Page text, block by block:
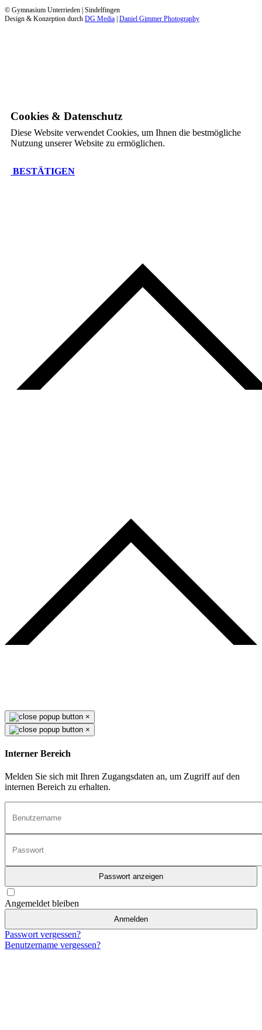
© Gymnasium Unterrieden | Sindelfingen
Design & Konzeption durch DG Media | Daniel Gimmer Photography
Cookies & Datenschutz
Diese Website verwendet Cookies, um Ihnen die bestmögliche
Nutzung unserer Website zu ermöglichen.
BESTÄTIGEN
×
×
Interner Bereich
Melden Sie sich mit Ihren Zugangsdaten an, um Zugriff auf den
internen Bereich zu erhalten.
Passwort anzeigen
Angemeldet bleiben
Anmelden
Passwort vergessen?
Benutzername vergessen?